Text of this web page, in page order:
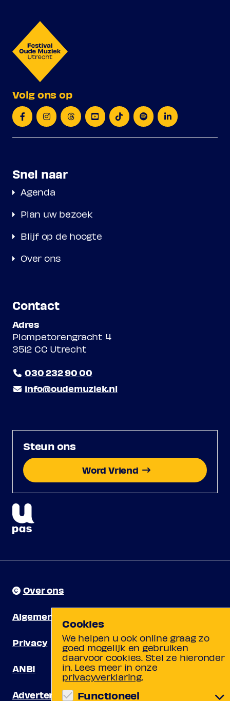
Volg ons op
Snel naar
Agenda
Plan uw bezoek
Blijf op de hoogte
Over ons
Contact
Adres
Plompetorengracht 4
3512 CC Utrecht
030 232 90 00
info@oudemuziek.nl
Steun ons
Word Vriend
Over ons
Algemene voorwaarden
Privacy
ANBI
Adverteren
Cookies
We helpen u ook online graag zo
goed mogelijk en gebruiken
daarvoor cookies. Stel ze hieronder
in. Lees meer in onze
privacyverklaring.
Functioneel